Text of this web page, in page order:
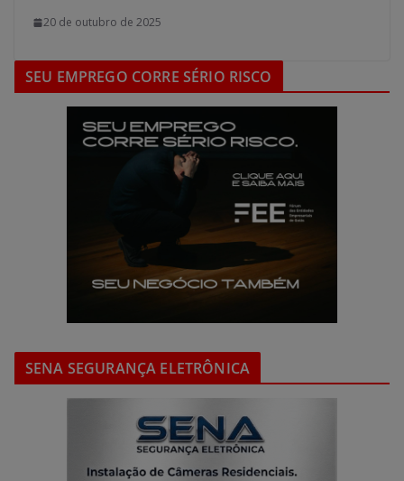
20 de outubro de 2025
SEU EMPREGO CORRE SÉRIO RISCO
SENA SEGURANÇA ELETRÔNICA